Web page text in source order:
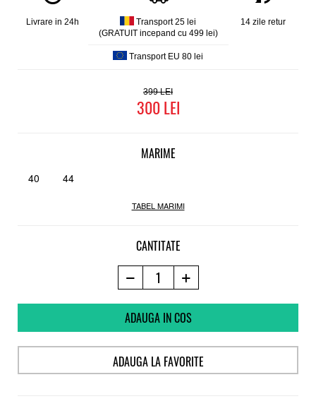
Material exterior
Nubuck, piele
Livrare in 24h
Transport 25 lei
(GRATUIT incepand cu 499 lei)
Transport EU 80 lei
14 zile retur
399
300
MARIME
40 44
TABEL MARIMI
CANTITATE
ADAUGA IN COS
ADAUGA LA FAVORITE